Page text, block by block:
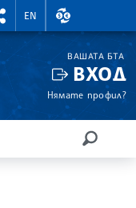
RIGHTMENU.SOCIAL
EN
ВАЛУТНИ
ВАШАТА БТА
ВХОД
Нямате профил?